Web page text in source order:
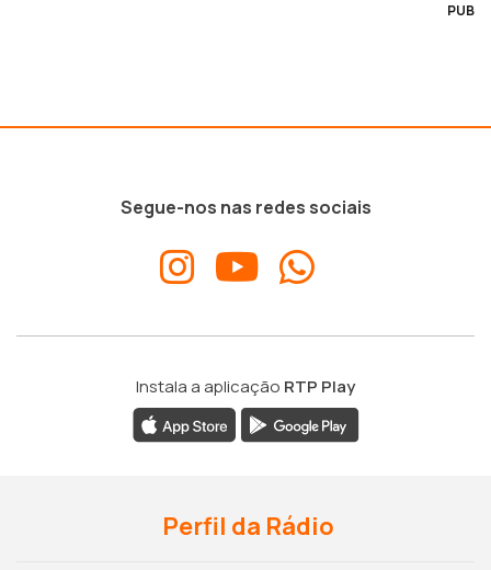
PUB
Segue-nos nas redes sociais
Instala a aplicação RTP Play
Perfil da Rádio